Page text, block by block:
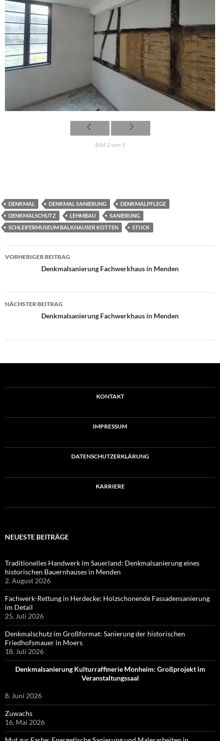
Bild 2 von 5
DENKMAL DENKMAL SANIERUNG
DENKMALPFLEGE
DENKMALSCHUTZ
LEHMBAU
SANIERUNG
SCHLEIFERMUSEUM BALKHAUSER KOTTEN
STUCK
Beitragsnavigation
VORHERIGER BEITRAG
Denkmalsanierung Fachwerkhaus in Menden
NÄCHSTER BEITRAG
Denkmalsanierung Fachwerkhaus in Menden
KONTAKT
IMPRESSUM
DATENSCHUTZERKLÄRUNG
KARRIERE
NEUESTE BEITRÄGE
Traditionelles Handwerk im Sauerland: Denkmalsanierung eines
historischen Bauernhauses in Menden
2. August 2026
Fachwerk-Rettung in Herdecke: Holzschonende Fassadensanierung
im Detail
25. Juli 2026
Denkmalschutz im Großformat: Sanierung der historischen
Friedhofsmauer in Moers
18. Juli 2026
Denkmalsanierung Kulturraffinerie Monheim: Großprojekt im
Veranstaltungssaal
8. Juni 2026
Zuwachs
16. Mai 2026